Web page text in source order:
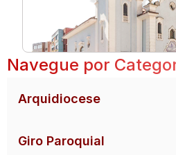
Navegue por
Arquidiocese
Giro Paroquial